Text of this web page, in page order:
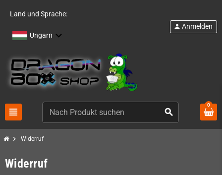
Land und Sprache:
Ungarn
view_headline search
person Anmelden
0
chevron_right Widerruf
Widerruf